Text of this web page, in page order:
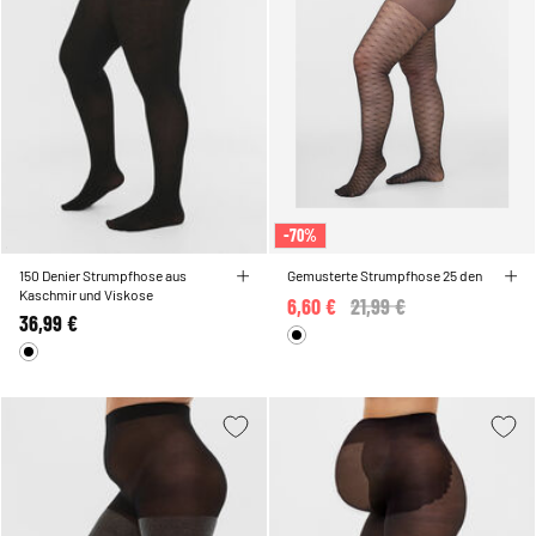
150 Denier Strumpfhose aus
Kaschmir und Viskose
36,99 €
-70%
Gemusterte Strumpfhose 25 den
Price reduced from
21,99 €
6,60 €